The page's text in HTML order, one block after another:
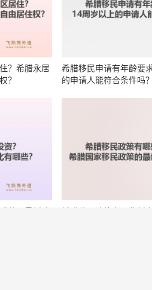
？希腊永居
？
希腊移民申请有年龄要
的申请人能符合条件吗？
移民最新政
希腊移民政策有哪些新